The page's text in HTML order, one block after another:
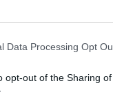
Data Processing Opt
opt-out of the Sharing